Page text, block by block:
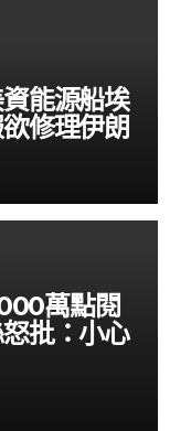
能源船埃
修理伊朗
萬點閱
批：小心